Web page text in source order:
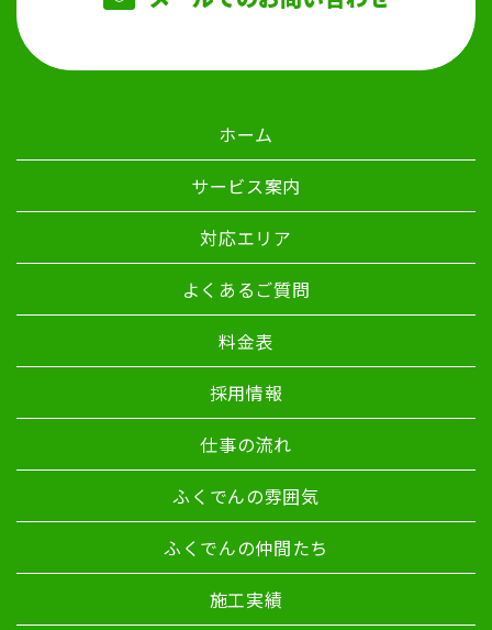
ホーム
サービス案内
対応エリア
よくあるご質問
料金表
採用情報
仕事の流れ
ふくでんの雰囲気
ふくでんの仲間たち
施工実績